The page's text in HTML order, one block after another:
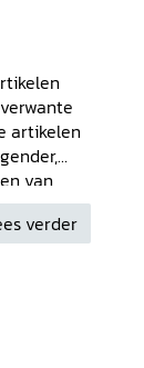
artikelen
van
Suzan
verder